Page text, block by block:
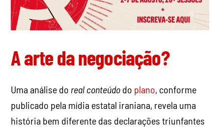
A arte da negociação?
Uma análise do real conteúdo do plano, conforme
publicado pela mídia estatal iraniana, revela uma
história bem diferente das declarações triunfantes